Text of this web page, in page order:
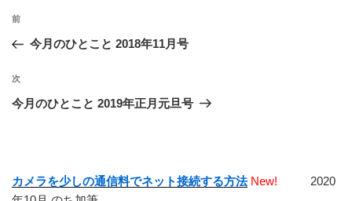
投
ナ
ビ
ゲ
ン
前
の
稿
前
今月のひとこと 2018年11月号
次
の
次
今月のひとこと 2019年正月元旦号
カメラを少しの通信料でネット接続する方法 New! 2020